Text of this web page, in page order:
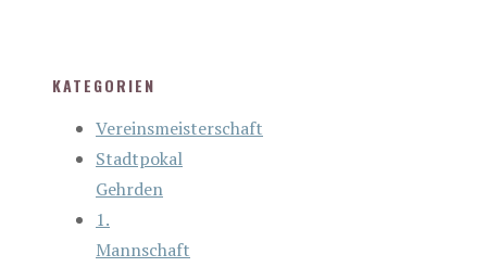
KATEGORIEN
Vereinsmeisterschaft
Stadtpokal
Gehrden
1.
Mannschaft